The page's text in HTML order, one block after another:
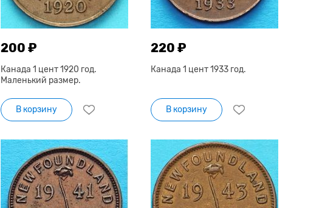
200 ₽
Канада 1 цент 1920 год.
Маленький размер.
В корзину
220 ₽
Канада 1 цент 1933 год.
В корзину